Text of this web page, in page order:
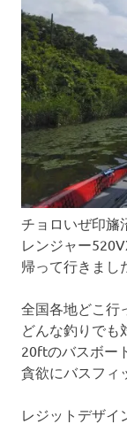
チョロいぜ印旛
レンジャー
帰って行きまし
全国各地どこ行
どんな釣りでも
20ftのバスボー
貪欲にバスフィ
レジットデザイ